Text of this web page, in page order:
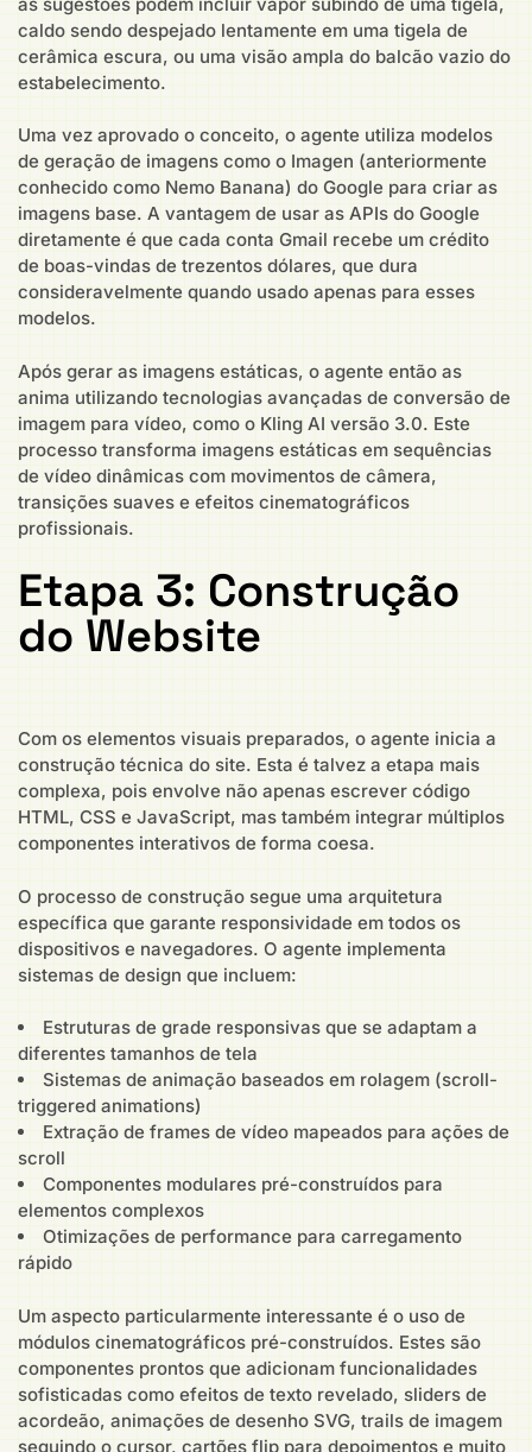
caldo sendo despejado lentamente em uma tigela de
cerâmica escura, ou uma visão ampla do balcão vazio do
estabelecimento.
Uma vez aprovado o conceito, o agente utiliza modelos
de geração de imagens como o Imagen (anteriormente
conhecido como Nemo Banana) do Google para criar as
imagens base. A vantagem de usar as APIs do Google
diretamente é que cada conta Gmail recebe um crédito
de boas-vindas de trezentos dólares, que dura
consideravelmente quando usado apenas para esses
modelos.
Após gerar as imagens estáticas, o agente então as
anima utilizando tecnologias avançadas de conversão de
imagem para vídeo, como o Kling AI versão 3.0. Este
processo transforma imagens estáticas em sequências
de vídeo dinâmicas com movimentos de câmera,
transições suaves e efeitos cinematográficos
profissionais.
Etapa 3: Construção
do Website
Com os elementos visuais preparados, o agente inicia a
construção técnica do site. Esta é talvez a etapa mais
complexa, pois envolve não apenas escrever código
HTML, CSS e JavaScript, mas também integrar múltiplos
componentes interativos de forma coesa.
O processo de construção segue uma arquitetura
específica que garante responsividade em todos os
dispositivos e navegadores. O agente implementa
sistemas de design que incluem:
Estruturas de grade responsivas que se adaptam a
diferentes tamanhos de tela
Sistemas de animação baseados em rolagem (scroll-
triggered animations)
Extração de frames de vídeo mapeados para ações de
scroll
Componentes modulares pré-construídos para
elementos complexos
Otimizações de performance para carregamento
rápido
Um aspecto particularmente interessante é o uso de
módulos cinematográficos pré-construídos. Estes são
componentes prontos que adicionam funcionalidades
sofisticadas como efeitos de texto revelado, sliders de
acordeão, animações de desenho SVG, trails de imagem
seguindo o cursor, cartões flip para depoimentos e muito